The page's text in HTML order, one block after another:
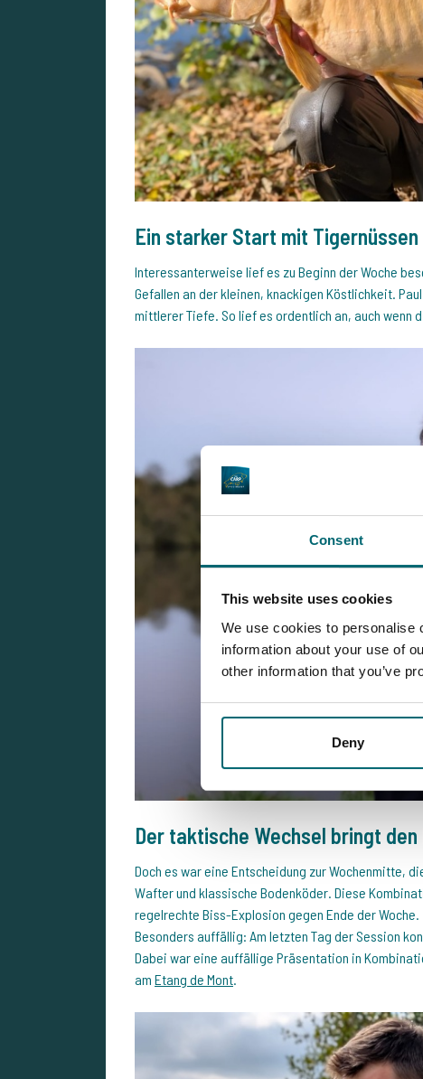
Consent
This website uses cookies
We use cookies to personalise
information about your use of
other information that you’ve
Deny
Ein starker Start mit Tigernüssen
Interessanterweise lief es zu Beginn der Woche
Gefallen an der kleinen, knackigen Köstlichkeit.
mittlerer Tiefe. So lief es ordentlich an, auch wenn
Der taktische Wechsel bringt den
Doch es war eine Entscheidung zur Wochenmitte,
Wafter und klassische Bodenköder. Diese
regelrechte Biss-Explosion gegen Ende der Woche.
Besonders auffällig: Am letzten Tag der Session
Dabei war eine auffällige Präsentation in
am Etang de Mont.